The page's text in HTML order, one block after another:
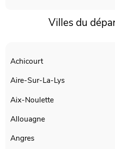
Villes du
Achicourt
Aire-Sur-La-Lys
Aix-Noulette
Allouagne
Angres